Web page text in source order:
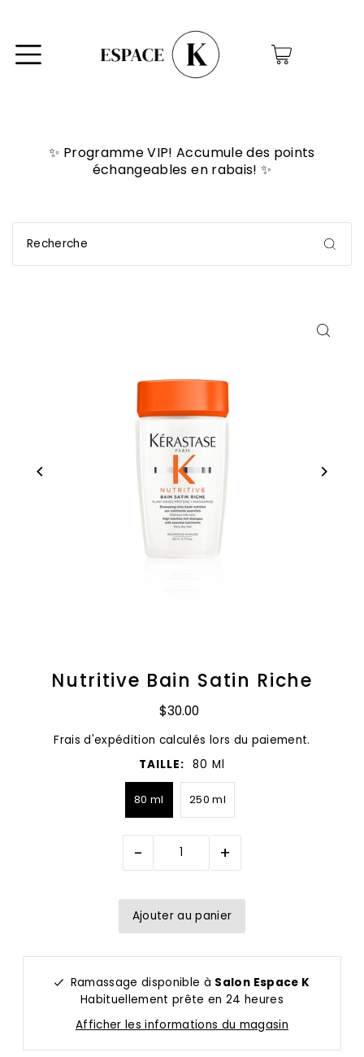
0
✨ Programme VIP! Accumule des points
échangeables en rabais! ✨
Nutritive Bain Satin Riche
$30.00
Frais d'expédition calculés lors du paiement.
TAILLE: 80 Ml
80 ml 250 ml
- +
Ramassage disponible à Salon Espace K
Habituellement prête en 24 heures
Afficher les informations du magasin